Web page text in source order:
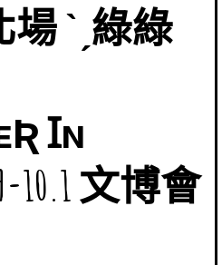
ˋˏ綠綠
Ɪɴ
10.1 文博會